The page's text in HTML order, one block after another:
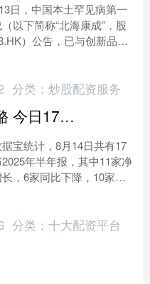
日，中国本土罕见病第一
以下简称“北海康成”，股
）公告，已与创新品牌
青岛百洋医药股份有限
分类： 炒股配资服务
摩根策酪 今日17家公司公布半年报 2家业绩增幅翻倍
宝统计，8月14日共有17
年半年报，其中11家净
，6家同比下降，10家营
长，7家同比下降，净利润
分类： 十大配资平台